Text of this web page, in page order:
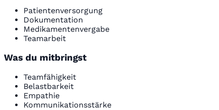
Patientenversorgung
Dokumentation
Medikamentenvergabe
Teamarbeit
Was du mitbringst
Teamfähigkeit
Belastbarkeit
Empathie
Kommunikationsstärke